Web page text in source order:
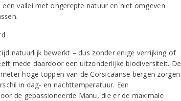
vallei met ongerepte natuur en niet omgeven
natuurlijk bewerkt – dus zonder enige verrijking of
mede daardoor een uitzonderlijke biodiversiteit. De
hoge toppen van de Corsicaanse bergen zorgen
in dag- en nachttemperatuur. Een
de gepassioneerde Manu, die er de maximale